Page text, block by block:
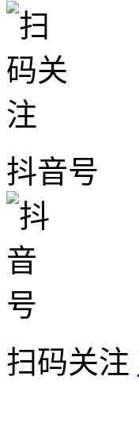
抖音号
扫码关注